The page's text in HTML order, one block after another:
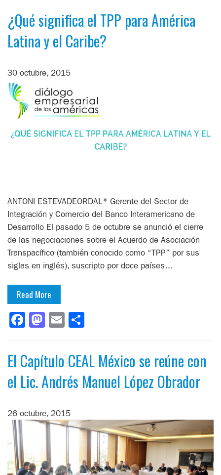
¿Qué significa el TPP para América
Latina y el Caribe?
30 octubre, 2015
ANTONI ESTEVADEORDAL* Gerente del Sector de
Integración y Comercio del Banco Interamericano de
Desarrollo El pasado 5 de octubre se anunció el cierre
de las negociaciones sobre el Acuerdo de Asociación
Transpacífico (también conocido como “TPP” por sus
siglas en inglés), suscripto por doce países…
Read More
Facebook
Mastodon
Email
El Capítulo CEAL México se reúne con
el Lic. Andrés Manuel López Obrador
26 octubre, 2015